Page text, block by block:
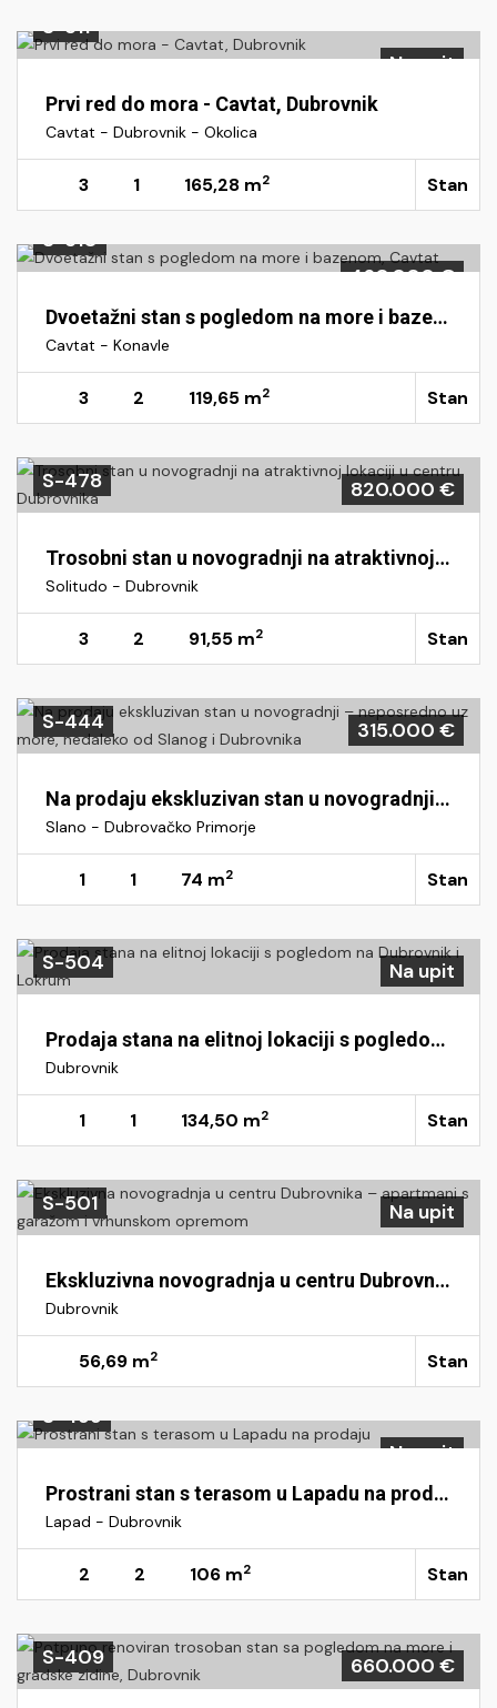
Na upit
S-511
Prvi red do mora - Cavtat, Dubrovnik
Cavtat - Dubrovnik - Okolica
3 1 165,28 m2 Stan
460.000 €
S-510
Dvoetažni stan s pogledom na more i bazenom, Cavtat
Cavtat - Konavle
3 2 119,65 m2 Stan
820.000 €
S-478
Trosobni stan u novogradnji na atraktivnoj lokaciji u centru Dubrovnika
Solitudo - Dubrovnik
3 2 91,55 m2 Stan
315.000 €
S-444
Na prodaju ekskluzivan stan u novogradnji – neposredno uz more, nedaleko od Slanog i Dubrovnika
Slano - Dubrovačko Primorje
1 1 74 m2 Stan
Na upit
S-504
Prodaja stana na elitnoj lokaciji s pogledom na Dubrovnik i Lokrum
Dubrovnik
1 1 134,50 m2 Stan
Na upit
S-501
Ekskluzivna novogradnja u centru Dubrovnika – apartmani s garažom i vrhunskom opremom
Dubrovnik
56,69 m2 Stan
Na upit
S-499
Prostrani stan s terasom u Lapadu na prodaju
Lapad - Dubrovnik
2 2 106 m2 Stan
660.000 €
S-409